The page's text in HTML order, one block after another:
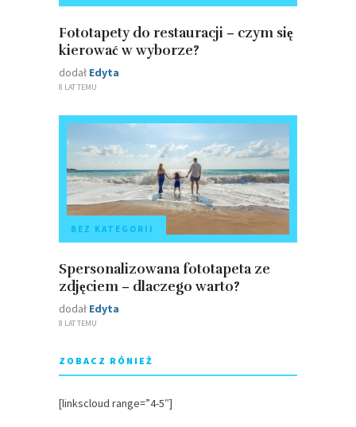
Fototapety do restauracji – czym się
kierować w wyborze?
dodał Edyta
8 LAT TEMU
BEZ KATEGORII
Spersonalizowana fototapeta ze
zdjęciem – dlaczego warto?
dodał Edyta
8 LAT TEMU
ZOBACZ RÓNIEŻ
[linkscloud range=”4-5″]